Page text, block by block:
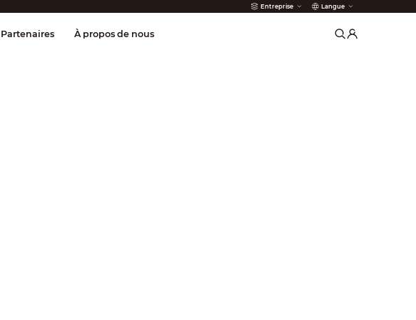
Entreprise Langue
Alarme incendie
Partenaires À propos de nous